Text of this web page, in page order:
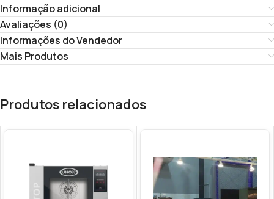
Informação adicional
Avaliações (0)
Informações do Vendedor
Mais Produtos
Produtos relacionados